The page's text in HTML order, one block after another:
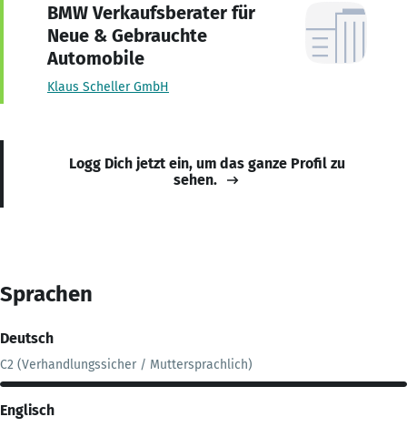
BMW Verkaufsberater für
Neue & Gebrauchte
Automobile
Klaus Scheller GmbH
Logg Dich jetzt ein, um das ganze Profil zu
sehen.
Sprachen
Deutsch
C2 (Verhandlungssicher / Muttersprachlich)
Englisch